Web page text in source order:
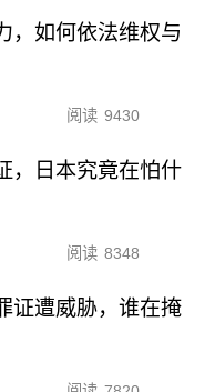
，如何依法维权与
阅读 9430
，日本究竟在怕什
阅读 8348
证遭威胁，谁在掩